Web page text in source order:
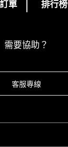
小贈品！
單 排行榜
需要協助？
客服專線